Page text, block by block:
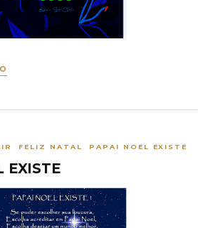
FELIZ NATAL PAPAI NOEL EXISTE
EXISTE